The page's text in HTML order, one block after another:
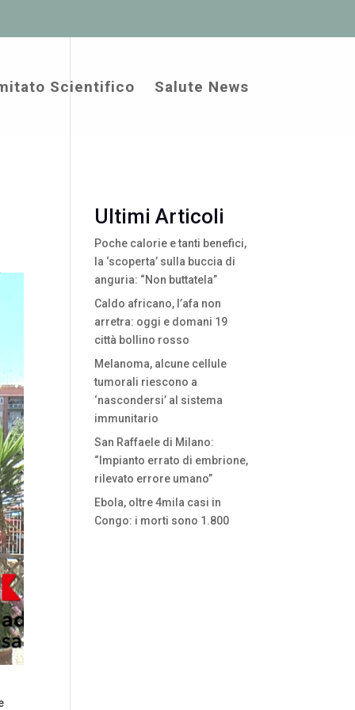
Scientifico Salute News
Ultimi Articoli
Poche calorie e tanti benefici,
la ‘scoperta’ sulla buccia di
anguria: “Non buttatela”
Caldo africano, l’afa non
arretra: oggi e domani 19
città bollino rosso
Melanoma, alcune cellule
tumorali riescono a
‘nascondersi’ al sistema
immunitario
San Raffaele di Milano:
“Impianto errato di embrione,
rilevato errore umano”
Ebola, oltre 4mila casi in
Congo: i morti sono 1.800